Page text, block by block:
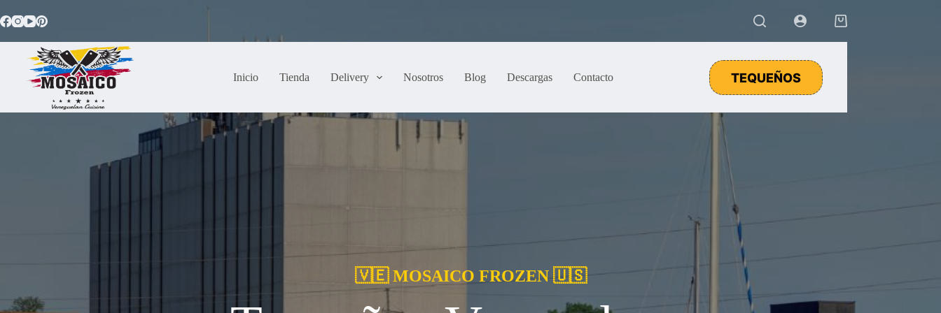
al
contenido
Carro
Inicio Tienda Delivery Nosotros Blog Descargas Contacto TEQUEÑOS
🇻🇪 MOSAICO FROZEN 🇺🇸